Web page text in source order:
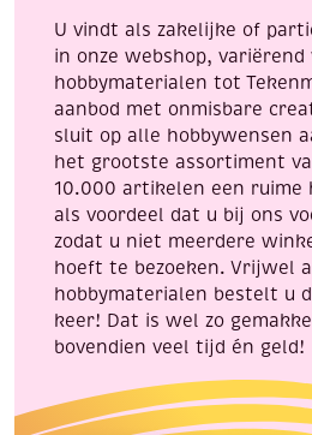
stuks
aantal
U vindt als zakelijke of
in onze webshop, variërend
hobbymaterialen tot
aanbod met onmisbare
sluit op alle hobbywensen
het grootste assortiment
10.000 artikelen een ruime
als voordeel dat u bij ons
zodat u niet meerdere
hoeft te bezoeken. Vrijwel
hobbymaterialen bestelt u
keer! Dat is wel zo
bovendien veel tijd én geld!